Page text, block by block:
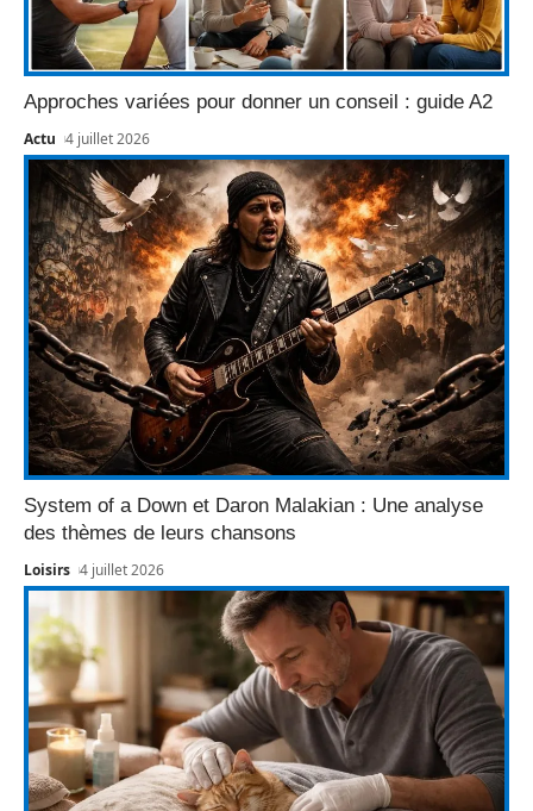
Approches variées pour donner un conseil : guide A2
Actu 4 juillet 2026
System of a Down et Daron Malakian : Une analyse
des thèmes de leurs chansons
Loisirs 4 juillet 2026